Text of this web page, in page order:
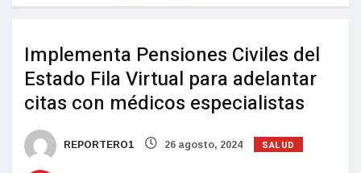
Implementa Pensiones Civiles del
Estado Fila Virtual para adelantar
citas con médicos especialistas
REPORTERO1 26 agosto, 2024 SALUD